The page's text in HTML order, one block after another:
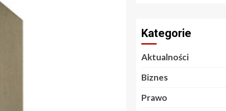
Kategorie
Aktualności
Biznes
Prawo